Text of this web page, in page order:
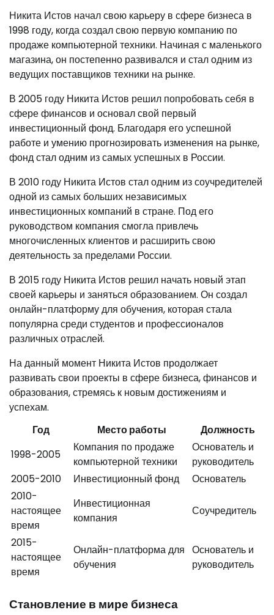
Никита Истов начал свою карьеру в сфере бизнеса в
1998 году, когда создал свою первую компанию по
продаже компьютерной техники. Начиная с маленького
магазина, он постепенно развивался и стал одним из
ведущих поставщиков техники на рынке.
В 2005 году Никита Истов решил попробовать себя в
сфере финансов и основал свой первый
инвестиционный фонд. Благодаря его успешной
работе и умению прогнозировать изменения на рынке,
фонд стал одним из самых успешных в России.
В 2010 году Никита Истов стал одним из соучредителей
одной из самых больших независимых
инвестиционных компаний в стране. Под его
руководством компания смогла привлечь
многочисленных клиентов и расширить свою
деятельность за пределами России.
В 2015 году Никита Истов решил начать новый этап
своей карьеры и заняться образованием. Он создал
онлайн-платформу для обучения, которая стала
популярна среди студентов и профессионалов
различных отраслей.
На данный момент Никита Истов продолжает
развивать свои проекты в сфере бизнеса, финансов и
образования, стремясь к новым достижениям и
успехам.
Год
Место работы
Должность
1998-2005
Компания по продаже
компьютерной техники
Основатель и
руководитель
2005-2010
Инвестиционный фонд
Основатель
2010-
настоящее
время
Инвестиционная
компания
Соучредитель
2015-
настоящее
время
Онлайн-платформа для
обучения
Основатель и
руководитель
Становление в мире бизнеса